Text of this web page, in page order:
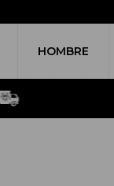
HOMBRE